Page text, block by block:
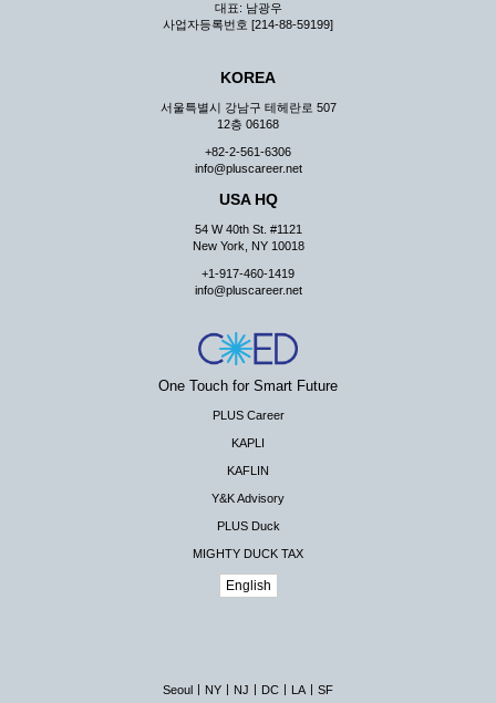
대표: 남광우
사업자등록번호 [214-88-59199]
KOREA
서울특별시 강남구 테헤란로 507
12층 06168
+82-2-561-6306
info@pluscareer.net
USA HQ
54 W 40th St. #1121
New York, NY 10018
+1-917-460-1419
info@pluscareer.net
One Touch for Smart Future
PLUS Career
KAPLI
KAFLIN
Y&K Advisory
PLUS Duck
MIGHTY DUCK TAX
English
Seoul NY NJ DC LA SF